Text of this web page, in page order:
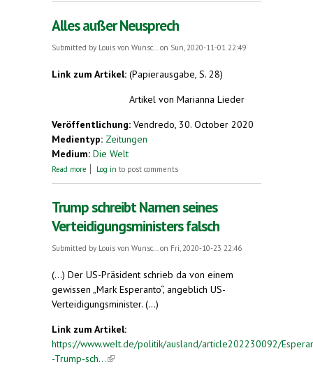
Alles außer Neusprech
Submitted by Louis von Wunsc... on Sun, 2020-11-01 22:49
Link zum Artikel: (Papierausgabe, S. 28)
Artikel von Marianna Lieder
Veröffentlichung: Vendredo, 30. October 2020
Medientyp: Zeitungen
Medium: Die Welt
Read more about Alles außer Neusprech
Log in to post comments
Trump schreibt Namen seines
Verteidigungsministers falsch
Submitted by Louis von Wunsc... on Fri, 2020-10-23 22:46
(...) Der US-Präsident schrieb da von einem
gewissen „Mark Esperanto“, angeblich US-
Verteidigungsminister. (...)
Link zum Artikel:
https://www.welt.de/politik/ausland/article202230092/
-Trump-sch...(link is external)